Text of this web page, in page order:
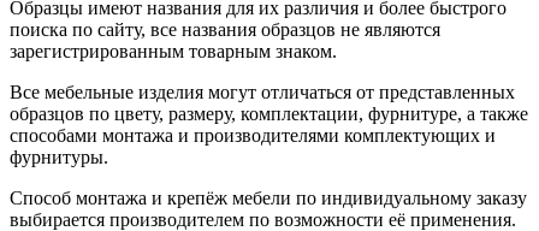
Образцы имеют названия для их различия и более быстрого
поиска по сайту, все названия образцов не являются
зарегистрированным товарным знаком.
Все мебельные изделия могут отличаться от представленных
образцов по цвету, размеру, комплектации, фурнитуре, а также
способами монтажа и производителями комплектующих и
фурнитуры.
Способ монтажа и крепёж мебели по индивидуальному заказу
выбирается производителем по возможности её применения.